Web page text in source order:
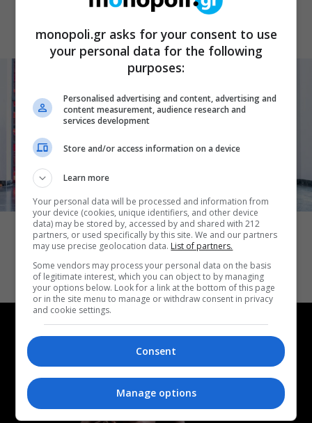
ΘΕΑΤΡΟ
Δικός σου, Φραντς: Η παράσταση του
Αλέξανδρου Διαμαντή ξανά στην
Γερμανόφωνη Ευαγγελική Εκκλησία
monopoli.gr asks for your consent to use
your personal data for the following
purposes:
Personalised advertising and content, advertising and
content measurement, audience research and
services development
Store and/or access information on a device
Learn more
Your personal data will be processed and information from
your device (cookies, unique identifiers, and other device
data) may be stored by, accessed by and shared with 212
partners, or used specifically by this site. We and our partners
may use precise geolocation data. List of partners.
Some vendors may process your personal data on the basis
of legitimate interest, which you can object to by managing
your options below. Look for a link at the bottom of this page
or in the site menu to manage or withdraw consent in privacy
and cookie settings.
Consent
Manage options